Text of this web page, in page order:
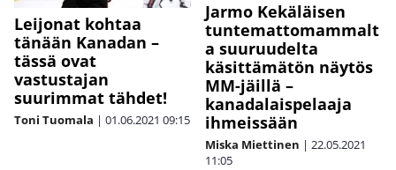
Leijonat kohtaa
tänään Kanadan –
tässä ovat
vastustajan
suurimmat tähdet!
Toni Tuomala | 01.06.2021 09:15
Jarmo Kekäläisen
tuntemattomammalt
a suuruudelta
käsittämätön näytös
MM-jäillä –
kanadalaispelaaja
ihmeissään
Miska Miettinen | 22.05.2021
11:05